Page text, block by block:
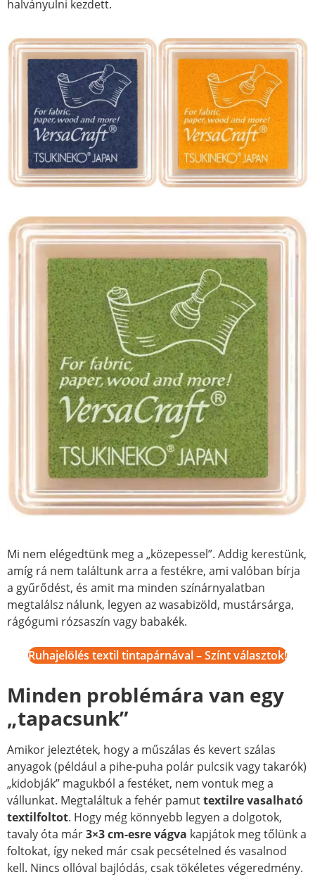
halványulni kezdett.
Mi nem elégedtünk meg a „közepessel”. Addig kerestünk,
amíg rá nem találtunk arra a festékre, ami valóban bírja
a gyűrődést, és amit ma minden színárnyalatban
megtalálsz nálunk, legyen az wasabizöld, mustársárga,
rágógumi rózsaszín vagy babakék.
Ruhajelölés textil tintapárnával – Színt választok!
Minden problémára van egy
„tapacsunk”
Amikor jeleztétek, hogy a műszálas és kevert szálas
anyagok (például a pihe-puha polár pulcsik vagy takarók)
„kidobják” magukból a festéket, nem vontuk meg a
vállunkat. Megtaláltuk a fehér pamuttextilre vasalható
textilfoltot. Hogy még könnyebb legyen a dolgotok,
tavaly óta már3×3 cm-esre vágva kapjátok meg tőlünk a
foltokat, így neked már csak pecsételned és vasalnod
kell. Nincs ollóval bajlódás, csak tökéletes végeredmény.